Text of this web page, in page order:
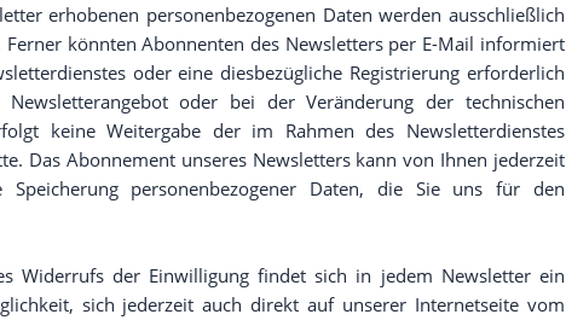
erhobenen personenbezogenen Daten werden ausschließlich
könnten Abonnenten des Newsletters per E-Mail informiert
oder eine diesbezügliche Registrierung erforderlich
oder bei der Veränderung der technischen
keine Weitergabe der im Rahmen des Newsletterdienstes
Das Abonnement unseres Newsletters kann von Ihnen jederzeit
personenbezogener Daten, die Sie uns für den
Widerrufs der Einwilligung findet sich in jedem Newsletter ein
sich jederzeit auch direkt auf unserer Internetseite vom